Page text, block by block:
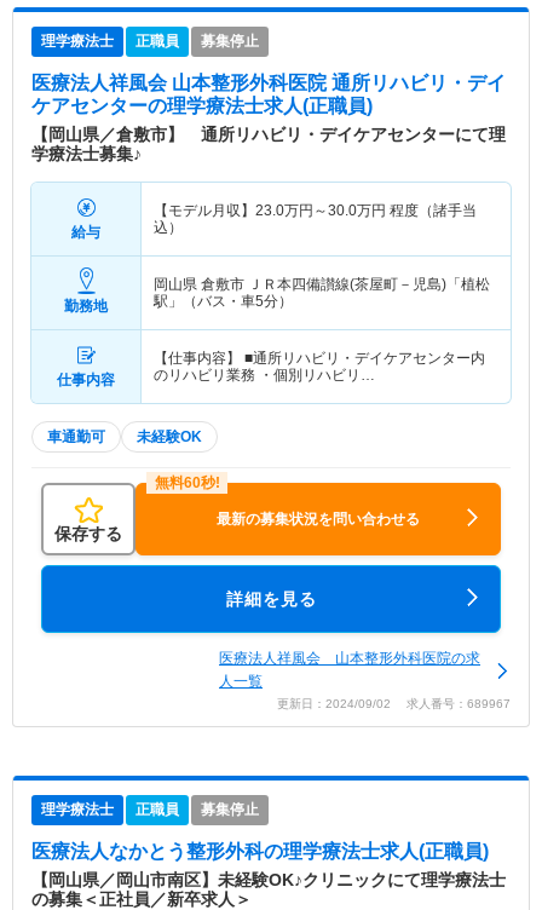
理学療法士 正職員 募集停止
医療法人祥風会 山本整形外科医院 通所リハビリ・デイ
ケアセンターの理学療法士求人(正職員)
【岡山県／倉敷市】 通所リハビリ・デイケアセンターにて理
学療法士募集♪
給与
【モデル月収】 23.0万円～30.0万円 程度（諸手当
込）
勤務地
岡山県 倉敷市 ＪＲ本四備讃線(茶屋町－児島)「植松
駅」（バス・車5分）
仕事内容
【仕事内容】 ■通所リハビリ・デイケアセンター内
のリハビリ業務 ・個別リハビリ…
車通勤可 未経験OK
保存する
最新の募集状況を問い合わせる
詳細を見る
医療法人祥風会 山本整形外科医院の求
人一覧
更新日：2024/09/02 求人番号：689967
理学療法士 正職員 募集停止
医療法人なかとう整形外科の理学療法士求人(正職員)
【岡山県／岡山市南区】未経験OK♪クリニックにて理学療法士
の募集＜正社員／新卒求人＞